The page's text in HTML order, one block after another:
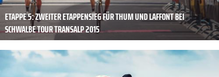
ETAPPE 5: ZWEITER ETAPPENSIEG FÜR THUM UND LAFFONT BEI
SCHWALBE TOUR TRANSALP 2015